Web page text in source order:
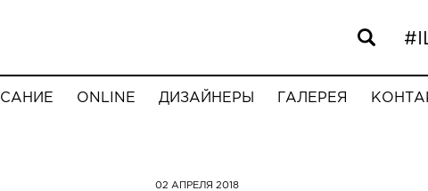
ONLINE ДИЗАЙНЕРЫ ГАЛЕРЕЯ
02 АПРЕЛЯ 2018